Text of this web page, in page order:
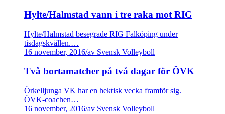
Hylte/Halmstad vann i tre raka mot RIG
Hylte/Halmstad besegrade RIG Falköping under
tisdagskvällen.…
16 november, 2016/av Svensk Volleyboll
Två bortamatcher på två dagar för ÖVK
Örkelljunga VK har en hektisk vecka framför sig.
ÖVK-coachen…
16 november, 2016/av Svensk Volleyboll